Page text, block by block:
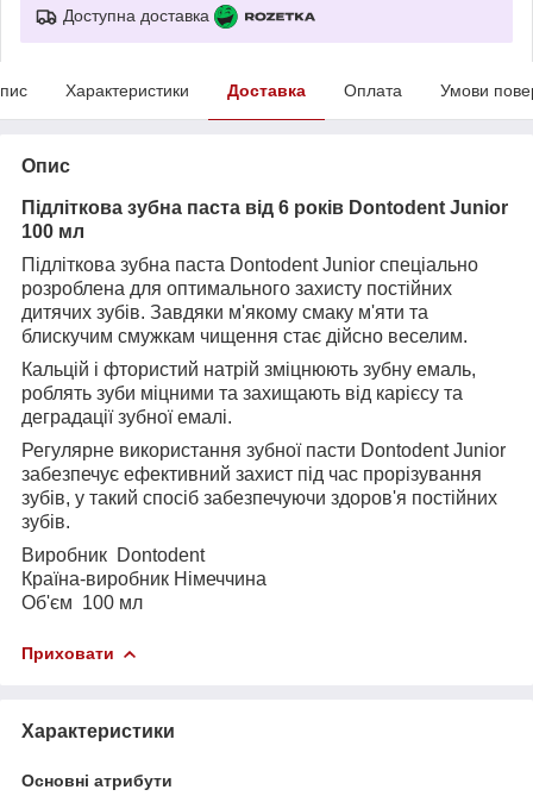
Доступна доставка
Характеристики Доставка Оплата Умови
Опис
Підліткова зубна паста від 6 років Dontodent Junior
100 мл
Підліткова зубна паста Dontodent Junior спеціально
розроблена для оптимального захисту постійних
дитячих зубів. Завдяки м'якому смаку м'яти та
блискучим смужкам чищення стає дійсно веселим.
Кальцій і фтористий натрій зміцнюють зубну емаль,
роблять зуби міцними та захищають від карієсу та
деградації зубної емалі.
Регулярне використання зубної пасти Dontodent Junior
забезпечує ефективний захист під час прорізування
зубів, у такий спосіб забезпечуючи здоров'я постійних
зубів.
Виробник Dontodent
Країна-виробник Німеччина
Об'єм 100 мл
Приховати
Характеристики
Основні атрибути